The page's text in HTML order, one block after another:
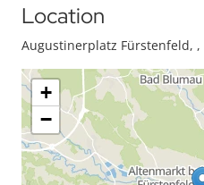
Location
Augustinerplatz Fürstenfeld, ,
+
−